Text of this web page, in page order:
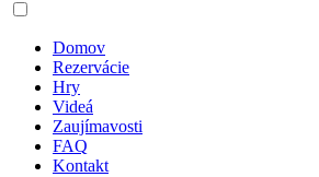
Domov
Rezervácie
Hry
Videá
Zaujímavosti
FAQ
Kontakt